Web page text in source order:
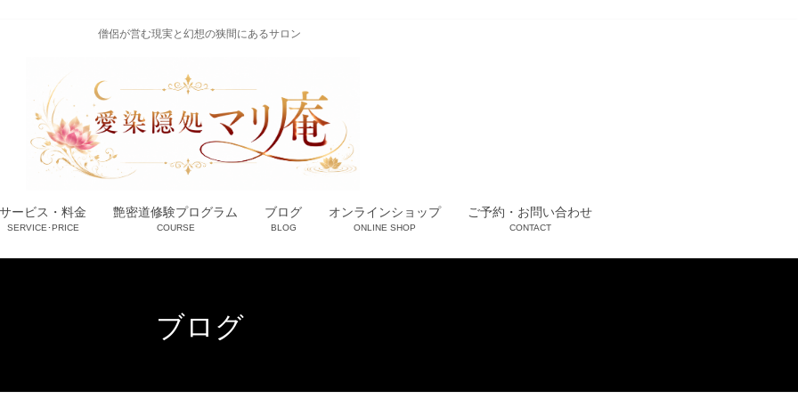
僧侶が営む現実と幻想の狭間にあるサロン
サービス・料金
SERVICE･PRICE
艶密道修験プログラム
COURSE
ブログ
BLOG
オンラインショップ
ONLINE SHOP
ご予約・お問い合わせ
CONTACT
ブログ